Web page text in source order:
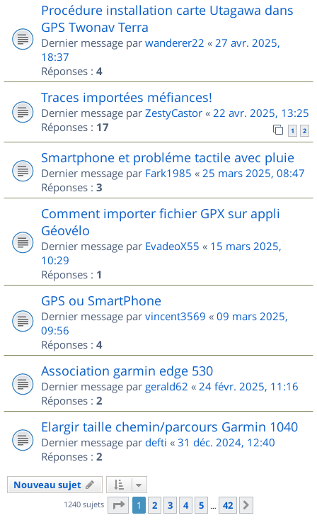
Procédure installation carte Utagawa dans
GPS Twonav Terra
Dernier message par wanderer22 « 27 avr. 2025,
18:37
Réponses : 4
Traces importées méfiances!
Dernier message par ZestyCastor « 22 avr. 2025, 13:25
Réponses : 17 1 2
Smartphone et probléme tactile avec pluie
Dernier message par Fark1985 « 25 mars 2025, 08:47
Réponses : 3
Comment importer fichier GPX sur appli
Géovélo
Dernier message par EvadeoX55 « 15 mars 2025,
10:29
Réponses : 1
GPS ou SmartPhone
Dernier message par vincent3569 « 09 mars 2025,
09:56
Réponses : 4
Association garmin edge 530
Dernier message par gerald62 « 24 févr. 2025, 11:16
Réponses : 2
Elargir taille chemin/parcours Garmin 1040
Dernier message par defti « 31 déc. 2024, 12:40
Réponses : 2
Nouveau sujet
1240 sujets Page 1sur
1 2 3 4 5 … 42